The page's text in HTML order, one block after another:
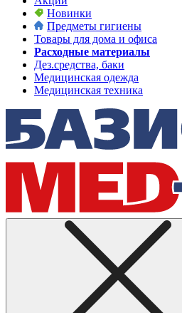
Новинки
Предметы гигиены
Товары для дома и офиса
Расходные материалы
Дез.средства, баки
Медицинская одежда
Медицинская техника